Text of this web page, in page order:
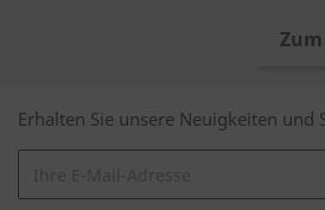
Erhalten Sie unsere Neuigkeiten und